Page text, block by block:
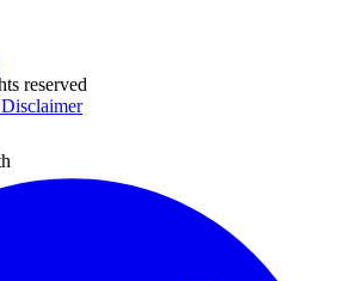
reserved